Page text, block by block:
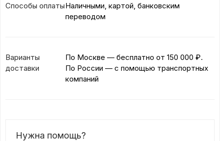
Способы оплатыНаличными, картой, банковским
переводом
Варианты
доставки
По Москве — бесплатно от 150 000 ₽.
По России — с помощью транспортных
компаний
Нужна помощь?